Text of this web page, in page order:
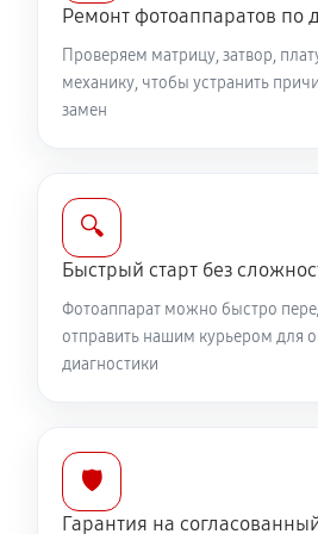
1960 руб 60
Комплексная чистка
Ремонт фотоаппаратов по
Проверяем матрицу, затвор,
механику, чтобы устранить
замен
🔍
Быстрый старт без
Фотоаппарат можно быстро
отправить нашим курьером для
диагностики
🛡️
Гарантия на